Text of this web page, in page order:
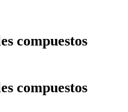
compuestos
compuestos